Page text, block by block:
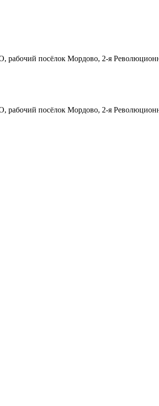
рабочий посёлок Мордово, 2-я
рабочий посёлок Мордово, 2-я